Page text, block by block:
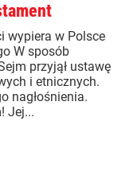
wypiera w Polsce
W sposób
przyjął ustawę
i etnicznych.
nagłośnienia.
Jej...